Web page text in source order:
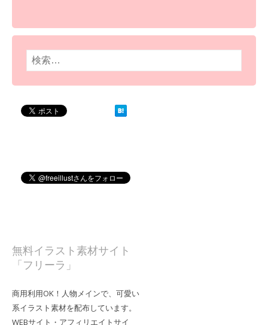
検
索:
無料イラスト素材サイト
「フリーラ」
商用利用OK！人物メインで、可愛い
系イラスト素材を配布しています。
WEBサイト・アフィリエイトサイ